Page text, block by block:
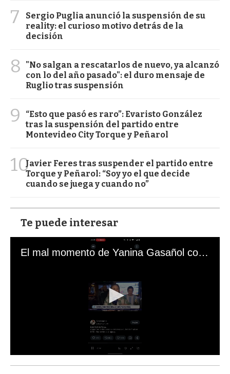
7
Sergio Puglia anunció la suspensión de su
reality: el curioso motivo detrás de la
decisión
8
"No salgan a rescatarlos de nuevo, ya alcanzó
con lo del año pasado": el duro mensaje de
Ruglio tras suspensión
9
“Esto que pasó es raro”: Evaristo González
tras la suspensión del partido entre
Montevideo City Torque y Peñarol
10Javier Feres tras suspender el partido entre
Torque y Peñarol: “Soy yo el que decide
cuando se juega y cuando no”
Te puede interesar
El mal momento de Yanina Gasañol con un hincha argentino en "Subrayado"
s